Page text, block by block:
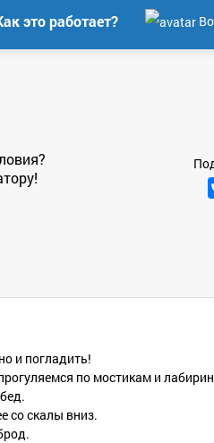
это работает?
и погладить!
по мостикам и
со скалы вниз.